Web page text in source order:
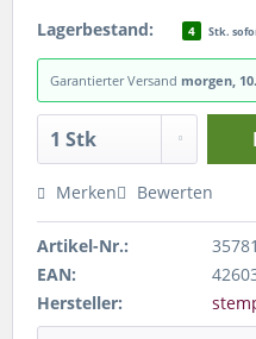
Lagerbestand: 4 Stk.
Garantierter Versand morgen,
Merken Bewerten
Artikel-Nr.:
35781
EAN:
Hersteller: